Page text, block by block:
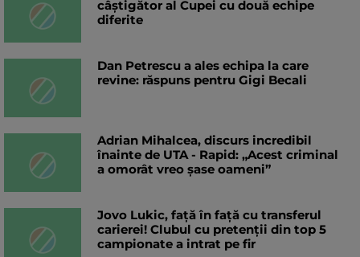
câștigător al Cupei cu două echipe
diferite
Dan Petrescu a ales echipa la care
revine: răspuns pentru Gigi Becali
Adrian Mihalcea, discurs incredibil
înainte de UTA - Rapid: „Acest criminal
a omorât vreo șase oameni”
Jovo Lukic, față în față cu transferul
carierei! Clubul cu pretenții din top 5
campionate a intrat pe fir